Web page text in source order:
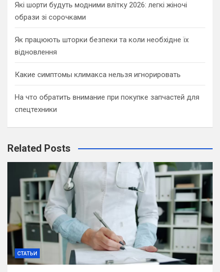
Які шорти будуть модними влітку 2026: легкі жіночі
образи зі сорочками
Як працюють шторки безпеки та коли необхідне їх
відновлення
Какие симптомы климакса нельзя игнорировать
На что обратить внимание при покупке запчастей для
спецтехники
Related Posts
СТАТЬИ